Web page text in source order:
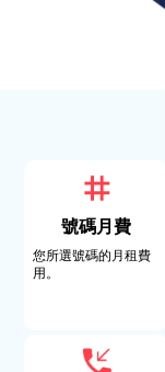
號碼月費
您所選號碼的月租費
用。